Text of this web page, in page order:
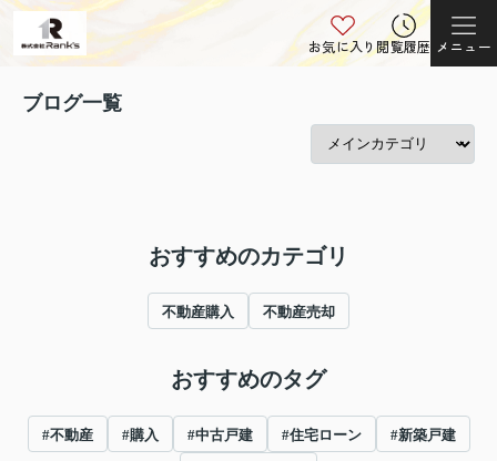
お気に入り閲覧履歴 メニュー
ブログ一覧
おすすめのカテゴリ
不動産購入 不動産売却
おすすめのタグ
#不動産 #購入 #中古戸建 #住宅ローン #新築戸建